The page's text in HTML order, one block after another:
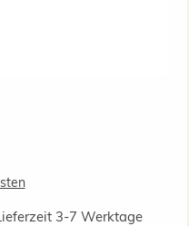
3-7 Werktage